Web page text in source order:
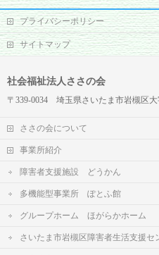
プライバシーポリシー
サイトマップ
社会福祉法人ささの会
〒339-0034 埼玉県さいたま市岩槻区大
ささの会について
事業所紹介
障害者支援施設 どうかん
多機能型事業所 ぽとふ館
グループホーム ほがらかホーム
さいたま市岩槻区障害者生活支援